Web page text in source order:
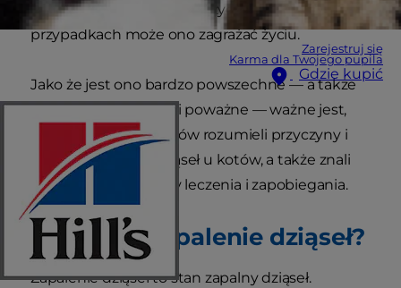
Zarejestruj się
Karma dla Twojego pupila
Gdzie kupić
możesz czasem doświadczyć. W niektórych
przypadkach może ono zagrażać życiu.
Jako że jest ono bardzo powszechne — a także
potencjalnie złożone i poważne — ważne jest,
aby opiekunowie kotów rozumieli przyczyny i
objawy zapalenia dziąseł u kotów, a także znali
podstawowe metody leczenia i zapobiegania.
Co to jest zapalenie dziąseł?
Zapalenie dziąseł to stan zapalny dziąseł.